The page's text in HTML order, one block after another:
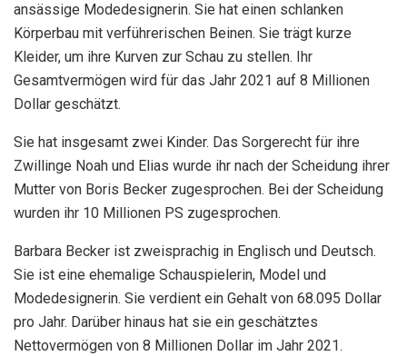
ansässige Modedesignerin. Sie hat einen schlanken
Körperbau mit verführerischen Beinen. Sie trägt kurze
Kleider, um ihre Kurven zur Schau zu stellen. Ihr
Gesamtvermögen wird für das Jahr 2021 auf 8 Millionen
Dollar geschätzt.
Sie hat insgesamt zwei Kinder. Das Sorgerecht für ihre
Zwillinge Noah und Elias wurde ihr nach der Scheidung ihrer
Mutter von Boris Becker zugesprochen. Bei der Scheidung
wurden ihr 10 Millionen PS zugesprochen.
Barbara Becker ist zweisprachig in Englisch und Deutsch.
Sie ist eine ehemalige Schauspielerin, Model und
Modedesignerin. Sie verdient ein Gehalt von 68.095 Dollar
pro Jahr. Darüber hinaus hat sie ein geschätztes
Nettovermögen von 8 Millionen Dollar im Jahr 2021.